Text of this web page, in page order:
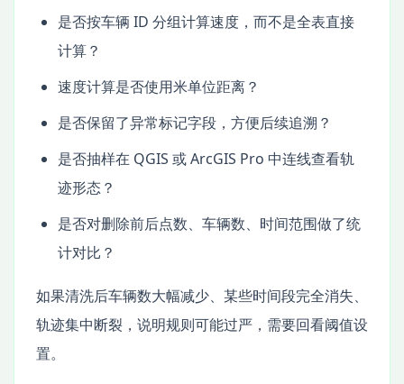
是否按车辆 ID 分组计算速度，而不是全表直接
计算？
速度计算是否使用米单位距离？
是否保留了异常标记字段，方便后续追溯？
是否抽样在 QGIS 或 ArcGIS Pro 中连线查看轨
迹形态？
是否对删除前后点数、车辆数、时间范围做了统
计对比？
如果清洗后车辆数大幅减少、某些时间段完全消失、
轨迹集中断裂，说明规则可能过严，需要回看阈值设
置。